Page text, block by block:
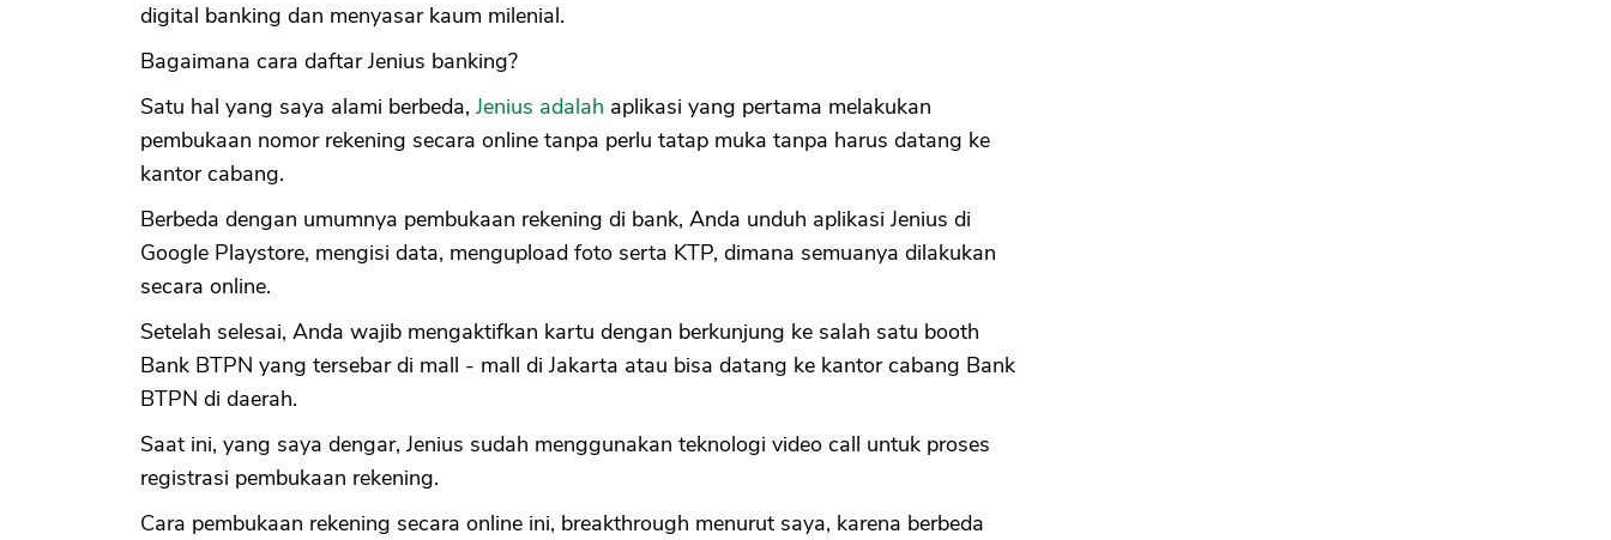
digital banking dan menyasar kaum milenial.
Bagaimana cara daftar Jenius banking?
Satu hal yang saya alami berbeda, Jenius adalah aplikasi yang pertama melakukan
pembukaan nomor rekening secara online tanpa perlu tatap muka tanpa harus datang ke
kantor cabang.
Berbeda dengan umumnya pembukaan rekening di bank, Anda unduh aplikasi Jenius di
Google Playstore, mengisi data, mengupload foto serta KTP, dimana semuanya dilakukan
secara online.
Setelah selesai, Anda wajib mengaktifkan kartu dengan berkunjung ke salah satu booth
Bank BTPN yang tersebar di mall - mall di Jakarta atau bisa datang ke kantor cabang Bank
BTPN di daerah.
Saat ini, yang saya dengar, Jenius sudah menggunakan teknologi video call untuk proses
registrasi pembukaan rekening.
Cara pembukaan rekening secara online ini, breakthrough menurut saya, karena berbeda
OK
CANCEL